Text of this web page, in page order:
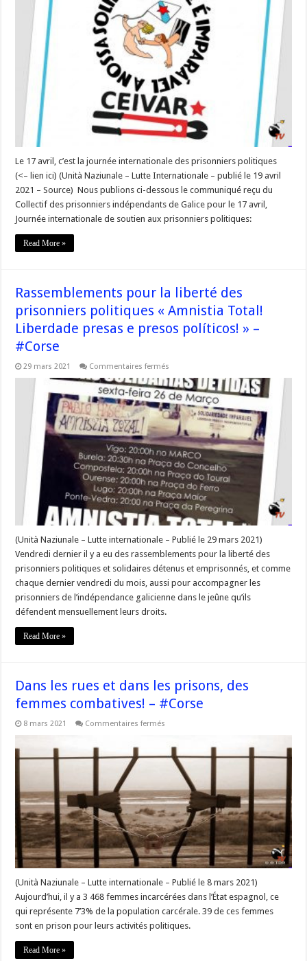
des
prisonniers
indépendants
de
Galice
–
« Solidarité
avec
les
prisonniers
et
ex-
prisonniers
liés
à
la
Le 17 avril, c’est la journée internationale des prisonniers politiques
(<– lien ici) (Unità Naziunale – Lutte Internationale – publié le 19 avril
2021 – Source) Nous publions ci-dessous le communiqué reçu du
Collectif des prisonniers indépendants de Galice pour le 17 avril,
Journée internationale de soutien aux prisonniers politiques:
Read More »
Rassemblements pour la liberté des
prisonniers politiques « Amnistia Total!
Liberdade presas e presos políticos! » –
#Corse
29 mars 2021 Commentaires fermés
pour
la
liberté
des
prisonniers
politiques
« Amnistia
Total!
Liberdade
presas
e
presos
políticos! »
–
#Corse
(Unità Naziunale – Lutte internationale – Publié le 29 mars 2021)
Vendredi dernier il y a eu des rassemblements pour la liberté des
prisonniers politiques et solidaires détenus et emprisonnés, et comme
chaque dernier vendredi du mois, aussi pour accompagner les
prisonniers de l’indépendance galicienne dans le jeûne qu’ils
défendent mensuellement leurs droits.
Read More »
Dans les rues et dans les prisons, des
femmes combatives! – #Corse
8 mars 2021 Commentaires fermés
rues
et
dans
prisons,
des
femmes
combatives!
–
#Corse
(Unità Naziunale – Lutte internationale – Publié le 8 mars 2021)
Aujourd’hui, il y a 3 468 femmes incarcérées dans l’État espagnol, ce
qui représente 7’3% de la population carcérale. 39 de ces femmes
sont en prison pour leurs activités politiques.
Read More »